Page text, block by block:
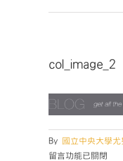
col_image_2
By 國立中央大學
留言功能已關閉